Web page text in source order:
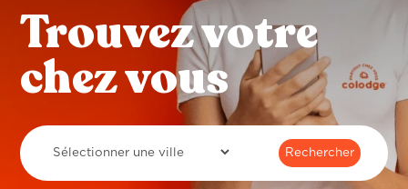
Trouvez votre
chez vous